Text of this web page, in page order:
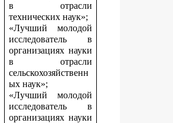
в отрасли
технических наук»;
«Лучший молодой
исследователь в
организациях науки
в отрасли
сельскохозяйственн
ых наук»;
«Лучший молодой
исследователь в
организациях науки